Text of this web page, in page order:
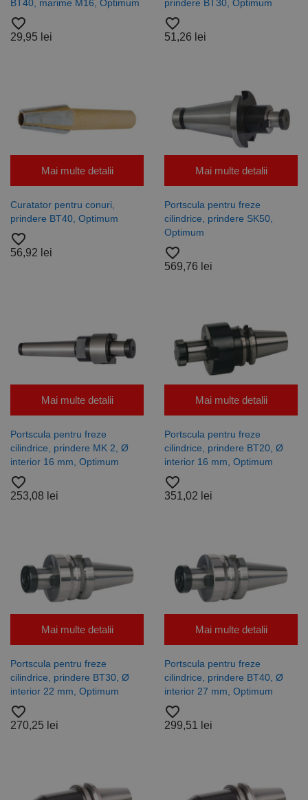
BT40, marime M16, Optimum
favorite_border
29,95 lei
prindere BT30, Optimum
favorite_border
51,26 lei
Mai multe detalii
Curatator pentru conuri,
prindere BT40, Optimum
favorite_border
56,92 lei
Mai multe detalii
Portscula pentru freze
cilindrice, prindere SK50,
Optimum
favorite_border
569,76 lei
Mai multe detalii
Portscula pentru freze
cilindrice, prindere MK 2, Ø
interior 16 mm, Optimum
favorite_border
253,08 lei
Mai multe detalii
Portscula pentru freze
cilindrice, prindere BT20, Ø
interior 16 mm, Optimum
favorite_border
351,02 lei
Mai multe detalii
Portscula pentru freze
cilindrice, prindere BT30, Ø
interior 22 mm, Optimum
favorite_border
270,25 lei
Mai multe detalii
Portscula pentru freze
cilindrice, prindere BT40, Ø
interior 27 mm, Optimum
favorite_border
299,51 lei
despre
Acest cookie
este folosit
de Google
Analytics
pentru a
persista
starea
sesiunii.